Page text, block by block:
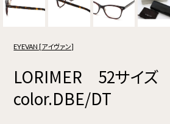
EYEVAN [アイヴァン]
LORIMER 52サイズ
color.DBE/DT